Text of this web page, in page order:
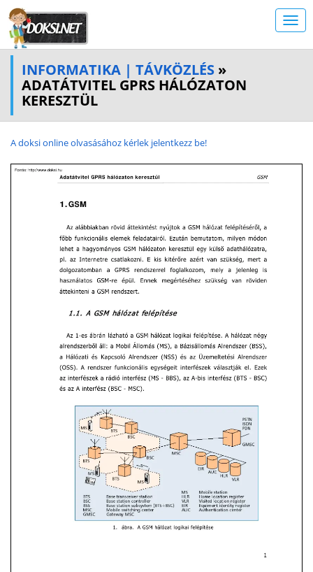
INFORMATIKA | TÁVKÖZLÉS »
ADATÁTVITEL GPRS HÁLÓZATON
KERESZTÜL
A doksi online olvasásához kérlek jelentkezz be!